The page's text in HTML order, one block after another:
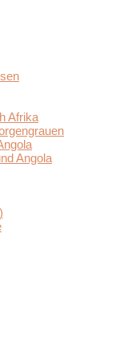
Afrika
Angola